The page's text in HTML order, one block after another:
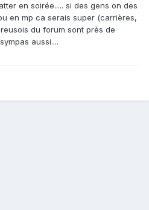
en soirée..... si des gens on des
en mp ca serais super (carrières,
du forum sont près de
aussi....